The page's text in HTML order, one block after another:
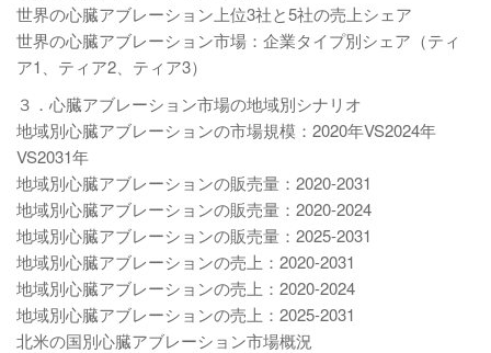
世界の心臓アブレーション上位3社と5社の売上シェア
世界の心臓アブレーション市場：企業タイプ別シェア（ティ
ア1、ティア2、ティア3）
３．心臓アブレーション市場の地域別シナリオ
地域別心臓アブレーションの市場規模：2020年VS2024年
VS2031年
地域別心臓アブレーションの販売量：2020-2031
地域別心臓アブレーションの販売量：2020-2024
地域別心臓アブレーションの販売量：2025-2031
地域別心臓アブレーションの売上：2020-2031
地域別心臓アブレーションの売上：2020-2024
地域別心臓アブレーションの売上：2025-2031
北米の国別心臓アブレーション市場概況